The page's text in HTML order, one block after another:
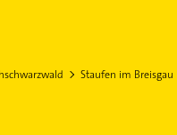
Staufen im Breisgau